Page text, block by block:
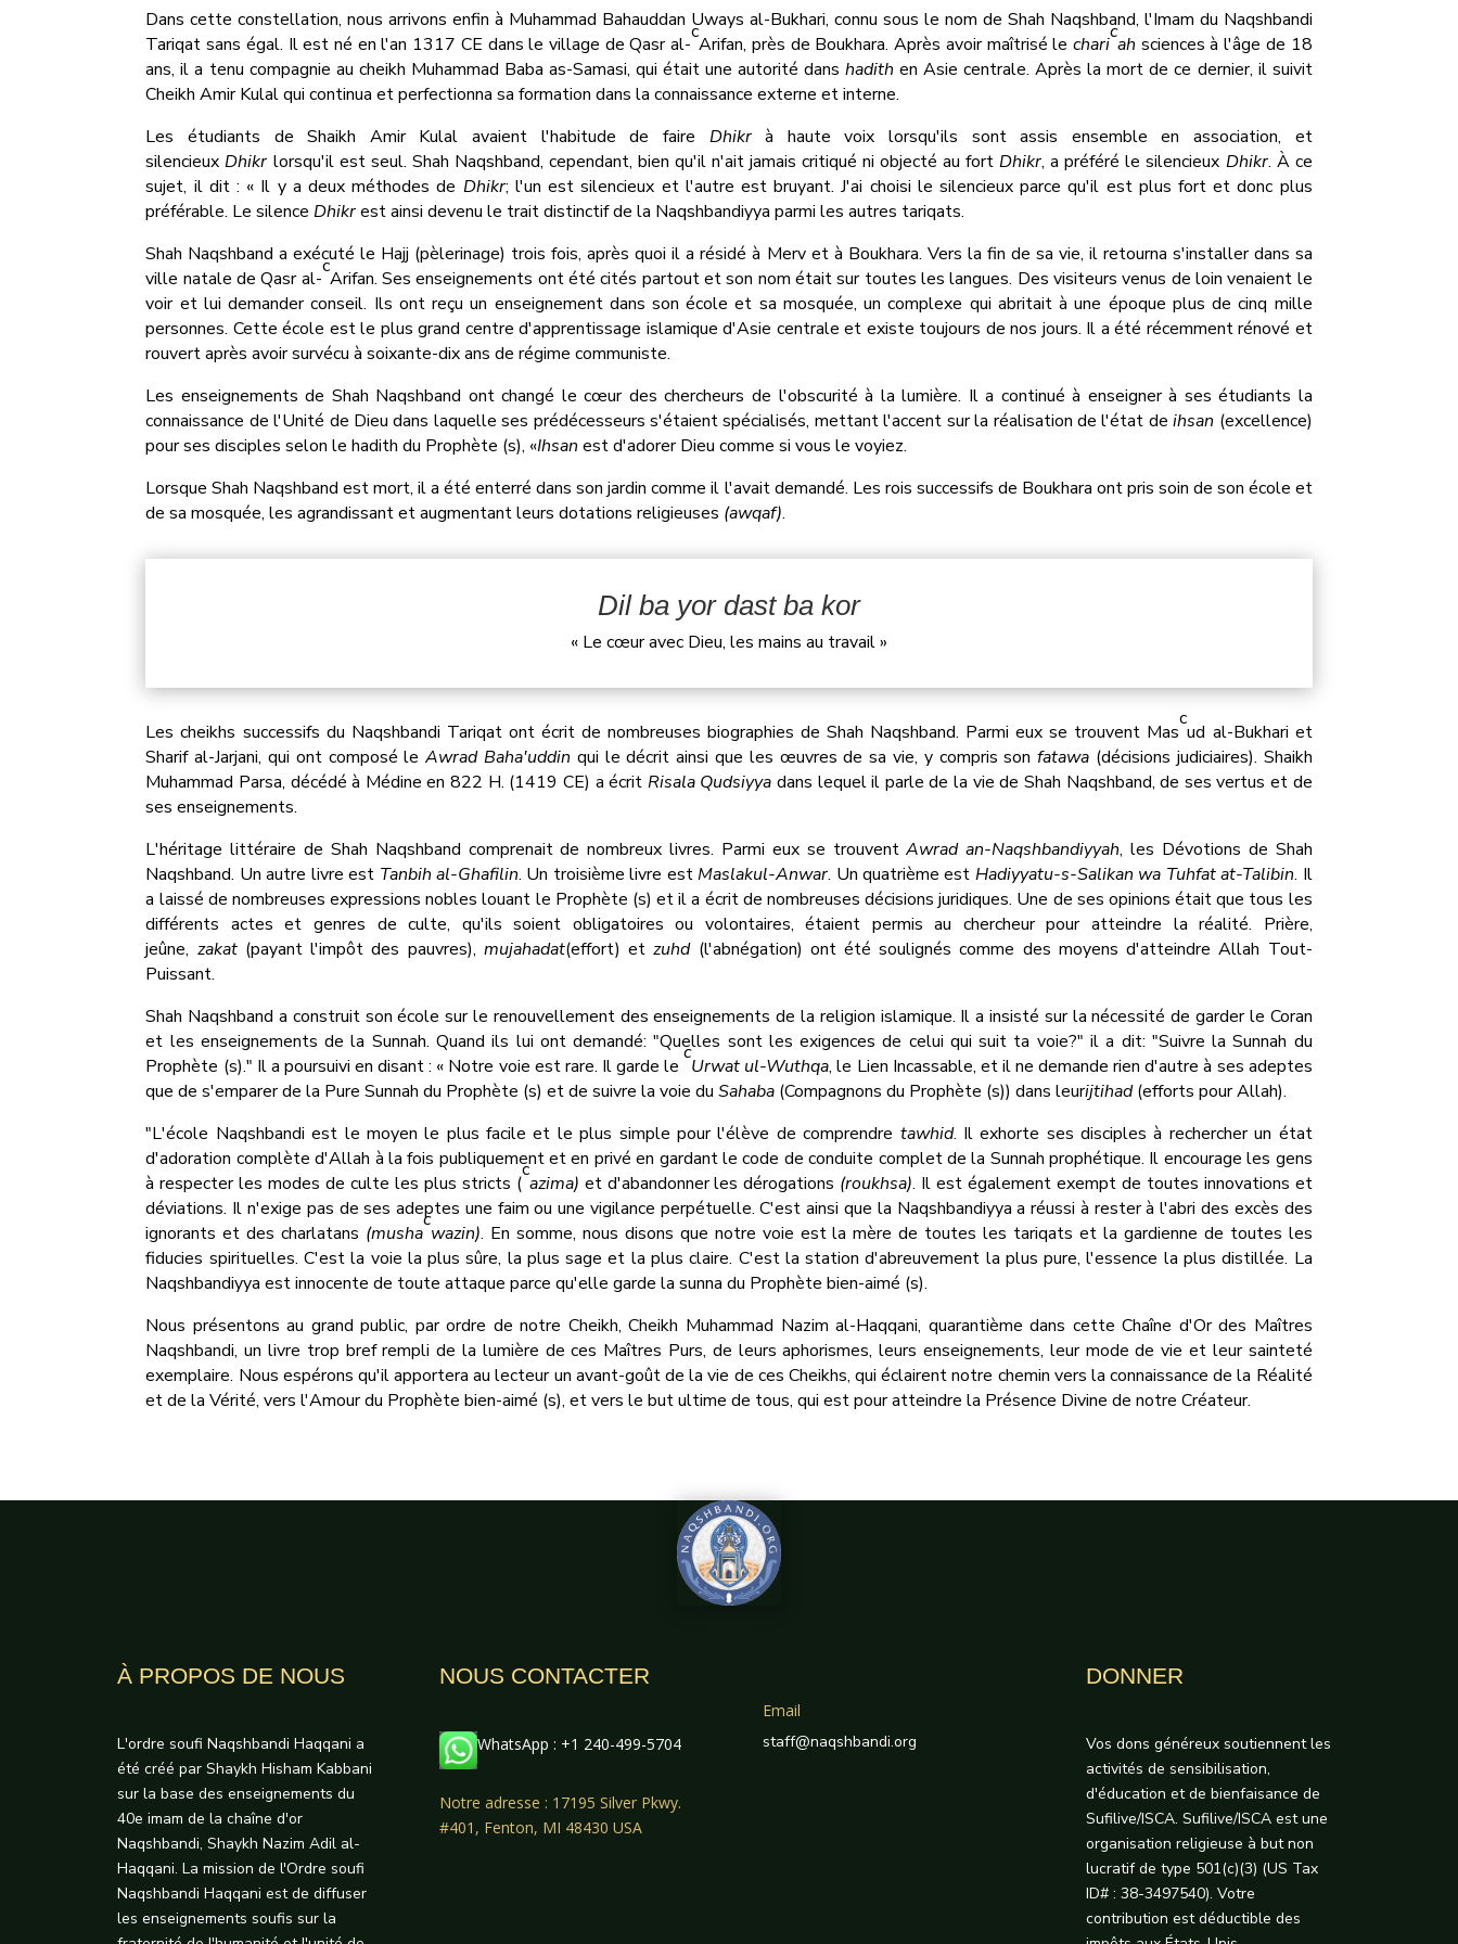
Dans cette constellation, nous arrivons enfin à Muhammad Bahauddan Uways al-Bukhari, connu sous le nom de Shah Naqshband, l'Imam du Naqshbandi
Tariqat sans égal. Il est né en l'an 1317 CE dans le village de Qasr al-
c
Arifan, près de Boukhara. Après avoir maîtrisé lechari
c
ah sciences à l'âge de 18
ans, il a tenu compagnie au cheikh Muhammad Baba as-Samasi, qui était une autorité danshadith en Asie centrale. Après la mort de ce dernier, il suivit
Cheikh Amir Kulal qui continua et perfectionna sa formation dans la connaissance externe et interne.
Les étudiants de Shaikh Amir Kulal avaient l'habitude de faire Dhikrà haute voix lorsqu'ils sont assis ensemble en association, et
silencieuxDhikr lorsqu'il est seul. Shah Naqshband, cependant, bien qu'il n'ait jamais critiqué ni objecté au fortDhikr, a préféré le silencieux Dhikr. À ce
sujet, il dit : « Il y a deux méthodes de Dhikr; l'un est silencieux et l'autre est bruyant. J'ai choisi le silencieux parce qu'il est plus fort et donc plus
préférable. Le silenceDhikrest ainsi devenu le trait distinctif de la Naqshbandiyya parmi les autres tariqats.
Shah Naqshband a exécuté le Hajj (pèlerinage) trois fois, après quoi il a résidé à Merv et à Boukhara. Vers la fin de sa vie, il retourna s'installer dans sa
ville natale de Qasr al-
c
Arifan. Ses enseignements ont été cités partout et son nom était sur toutes les langues. Des visiteurs venus de loin venaient le
voir et lui demander conseil. Ils ont reçu un enseignement dans son école et sa mosquée, un complexe qui abritait à une époque plus de cinq mille
personnes. Cette école est le plus grand centre d'apprentissage islamique d'Asie centrale et existe toujours de nos jours. Il a été récemment rénové et
rouvert après avoir survécu à soixante-dix ans de régime communiste.
Les enseignements de Shah Naqshband ont changé le cœur des chercheurs de l'obscurité à la lumière. Il a continué à enseigner à ses étudiants la
connaissance de l'Unité de Dieu dans laquelle ses prédécesseurs s'étaient spécialisés, mettant l'accent sur la réalisation de l'état deihsan (excellence)
pour ses disciples selon le hadith du Prophète (s), «Ihsan est d'adorer Dieu comme si vous le voyiez.
Lorsque Shah Naqshband est mort, il a été enterré dans son jardin comme il l'avait demandé. Les rois successifs de Boukhara ont pris soin de son école et
de sa mosquée, les agrandissant et augmentant leurs dotations religieuses (awqaf).
Dil ba yor dast ba kor
« Le cœur avec Dieu, les mains au travail »
Les cheikhs successifs du Naqshbandi Tariqat ont écrit de nombreuses biographies de Shah Naqshband. Parmi eux se trouvent Mas
c
ud al-Bukhari et
Sharif al-Jarjani, qui ont composé leAwrad Baha'uddin qui le décrit ainsi que les œuvres de sa vie, y compris sonfatawa (décisions judiciaires). Shaikh
Muhammad Parsa, décédé à Médine en 822 H. (1419 CE) a écrit Risala Qudsiyya dans lequel il parle de la vie de Shah Naqshband, de ses vertus et de
ses enseignements.
L'héritage littéraire de Shah Naqshband comprenait de nombreux livres. Parmi eux se trouventAwrad an-Naqshbandiyyah, les Dévotions de Shah
Naqshband. Un autre livre est Tanbih al-Ghafilin. Un troisième livre estMaslakul-Anwar. Un quatrième est Hadiyyatu-s-Salikan wa Tuhfat at-Talibin. Il
a laissé de nombreuses expressions nobles louant le Prophète (s) et il a écrit de nombreuses décisions juridiques. Une de ses opinions était que tous les
différents actes et genres de culte, qu'ils soient obligatoires ou volontaires, étaient permis au chercheur pour atteindre la réalité. Prière,
jeûne, zakat(payant l'impôt des pauvres), mujahadat(effort) etzuhd(l'abnégation) ont été soulignés comme des moyens d'atteindre Allah Tout-
Puissant.
Shah Naqshband a construit son école sur le renouvellement des enseignements de la religion islamique. Il a insisté sur la nécessité de garder le Coran
et les enseignements de la Sunnah. Quand ils lui ont demandé: "Quelles sont les exigences de celui qui suit ta voie?" il a dit: "Suivre la Sunnah du
Prophète (s)." Il a poursuivi en disant : « Notre voie est rare. Il garde le
c
Urwat ul-Wuthqa, le Lien Incassable, et il ne demande rien d'autre à ses adeptes
que de s'emparer de la Pure Sunnah du Prophète (s) et de suivre la voie duSahaba (Compagnons du Prophète (s)) dans leurijtihad(efforts pour Allah).
"L'école Naqshbandi est le moyen le plus facile et le plus simple pour l'élève de comprendre tawhid. Il exhorte ses disciples à rechercher un état
d'adoration complète d'Allah à la fois publiquement et en privé en gardant le code de conduite complet de la Sunnah prophétique. Il encourage les gens
à respecter les modes de culte les plus stricts (
c
azima) et d'abandonner les dérogations (roukhsa). Il est également exempt de toutes innovations et
déviations. Il n'exige pas de ses adeptes une faim ou une vigilance perpétuelle. C'est ainsi que la Naqshbandiyya a réussi à rester à l'abri des excès des
ignorants et des charlatans (musha
c
wazin). En somme, nous disons que notre voie est la mère de toutes les tariqats et la gardienne de toutes les
fiducies spirituelles. C'est la voie la plus sûre, la plus sage et la plus claire. C'est la station d'abreuvement la plus pure, l'essence la plus distillée. La
Naqshbandiyya est innocente de toute attaque parce qu'elle garde la sunna du Prophète bien-aimé (s).
Nous présentons au grand public, par ordre de notre Cheikh, Cheikh Muhammad Nazim al-Haqqani, quarantième dans cette Chaîne d'Or des Maîtres
Naqshbandi, un livre trop bref rempli de la lumière de ces Maîtres Purs, de leurs aphorismes, leurs enseignements, leur mode de vie et leur sainteté
exemplaire. Nous espérons qu'il apportera au lecteur un avant-goût de la vie de ces Cheikhs, qui éclairent notre chemin vers la connaissance de la Réalité
et de la Vérité, vers l'Amour du Prophète bien-aimé (s), et vers le but ultime de tous, qui est pour atteindre la Présence Divine de notre Créateur.
À PROPOS DE NOUS
L'ordre soufi Naqshbandi Haqqani a
été créé par Shaykh Hisham Kabbani
sur la base des enseignements du
40e imam de la chaîne d'or
Naqshbandi, Shaykh Nazim Adil al-
Haqqani. La mission de l'Ordre soufi
Naqshbandi Haqqani est de diffuser
les enseignements soufis sur la
NOUS CONTACTER
WhatsApp : +1 240-499-5704
Notre adresse : 17195 Silver Pkwy.
#401, Fenton, MI 48430 USA
Email
staff@naqshbandi.org
DONNER
Vos dons généreux soutiennent les
activités de sensibilisation,
d'éducation et de bienfaisance de
Sufilive/ISCA. Sufilive/ISCA est une
organisation religieuse à but non
lucratif de type 501(c)(3) (US Tax
ID# : 38-3497540). Votre
contribution est déductible des